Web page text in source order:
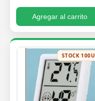
Agregar al carrito
STOCK 100U